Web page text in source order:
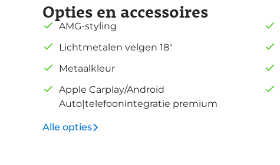
Opties en accessoires
AMG-styling
Lichtmetalen velgen 18"
Metaalkleur
Apple Carplay/Android
Auto|telefoonintegratie premium
Alle opties